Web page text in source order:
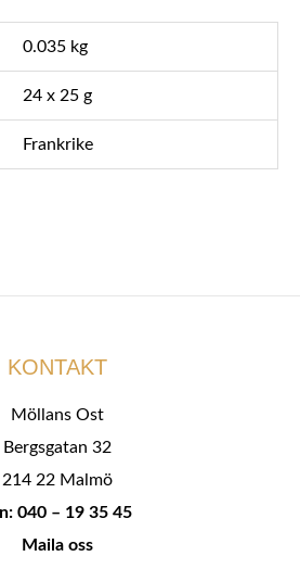
0.035 kg
24 x 25 g
Frankrike
KONTAKT
Möllans Ost
Bergsgatan 32
214 22 Malmö
040 – 19 35 45
Maila oss